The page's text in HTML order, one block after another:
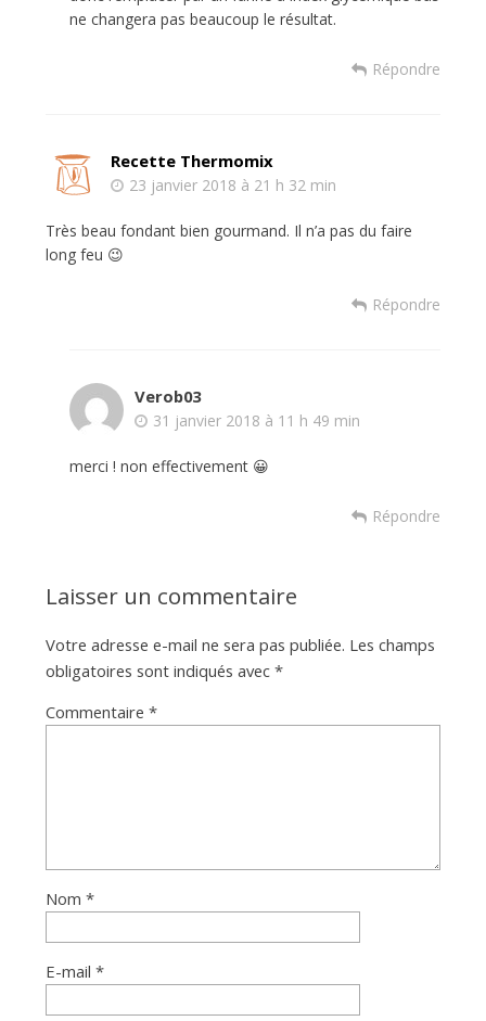
ne changera pas beaucoup le résultat.
Répondre
Recette Thermomix
23 janvier 2018 à 21 h 32 min
Très beau fondant bien gourmand. Il n’a pas du faire
long feu 😉
Répondre
Verob03
31 janvier 2018 à 11 h 49 min
merci ! non effectivement 😀
Répondre
Laisser un commentaire
Votre adresse e-mail ne sera pas publiée. Les champs
obligatoires sont indiqués avec *
Commentaire *
Nom *
E-mail *